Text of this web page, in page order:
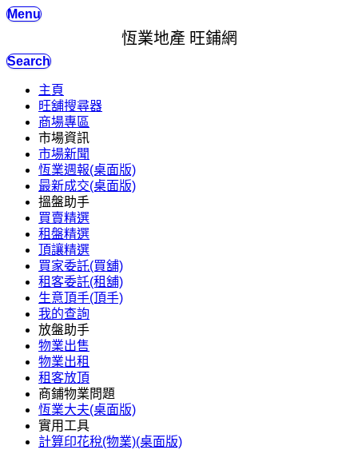
Menu
恆業地產 旺鋪網
Search
主頁
旺舖搜尋器
商場專區
市場資訊
市場新聞
恆業週報(桌面版)
最新成交(桌面版)
搵盤助手
買賣精選
租盤精選
頂讓精選
買家委託(買舖)
租客委託(租舖)
生意頂手(頂手)
我的查詢
放盤助手
物業出售
物業出租
租客放頂
商鋪物業問題
恆業大夫(桌面版)
實用工具
計算印花稅(物業)(桌面版)